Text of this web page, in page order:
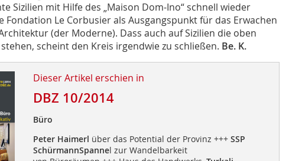
Sizilien mit Hilfe des „Maison Dom-Ino“ schnell wieder
Fondation Le Corbusier als Ausgangspunkt für das Erwachen
(der Moderne). Dass auch auf Sizilien die oben
scheint den Kreis irgendwie zu schließen. Be. K.
Dieser Artikel erschien in
DBZ 10/2014
Büro
Peter Haimerl über das Potential der Provinz +++ SSP
SchürmannSpannel zur Wandelbarkeit